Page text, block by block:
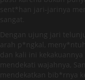
sent*han jari-jarinya
sangat.
Dengan ujung jari
arah p*ngkal,
dan kali ini
mendekati wajahnya,
mendekatkan bib*rnya